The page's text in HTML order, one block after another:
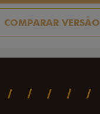
COMPARAR VERSÃO